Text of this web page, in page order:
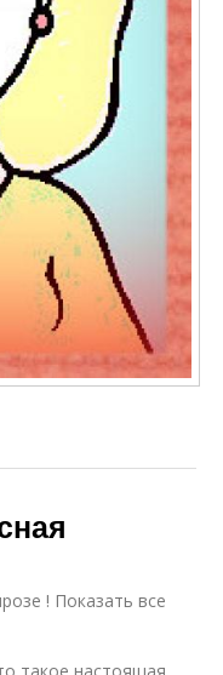
! Показать все
такое настоящая